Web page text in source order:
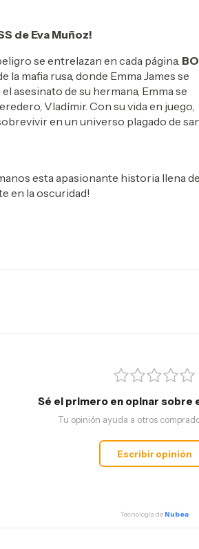
de Eva Muñoz!
se entrelazan en cada página.
la mafia rusa, donde Emma James se
asesinato de su hermana, Emma se
Vladímir. Con su vida en juego,
en un universo plagado de
esta apasionante historia llena
en la oscuridad!
Sé el primero en opinar
Tu opinión ayuda a otros
Escribir opinión
Tecnología de Nubea